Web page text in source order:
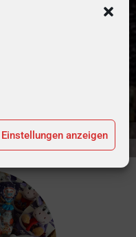
Einstellungen anzeigen
ein Held